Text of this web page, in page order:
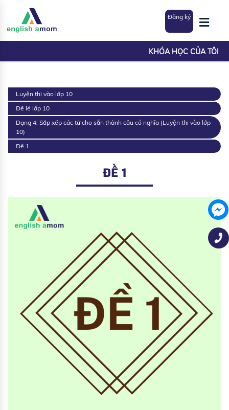
Đăng ký
KHÓA HỌC CỦA TÔI
Luyện thi vào lớp 10
Đề lẻ lớp 10
Dạng 4: Sắp xếp các từ cho sẵn thành câu có nghĩa (Luyện thi vào lớp
10)
Đề 1
ĐỀ 1